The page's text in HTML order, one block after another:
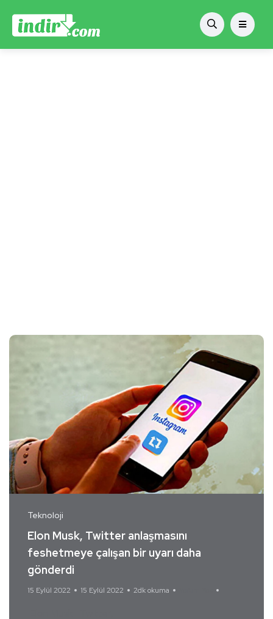
Teknoloji
Elon Musk, Twitter anlaşmasını
feshetmeye çalışan bir uyarı daha
gönderdi
15 Eylül 2022 15 Eylül 2022 2dk okuma